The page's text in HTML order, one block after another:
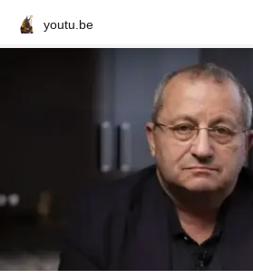
youtu.be